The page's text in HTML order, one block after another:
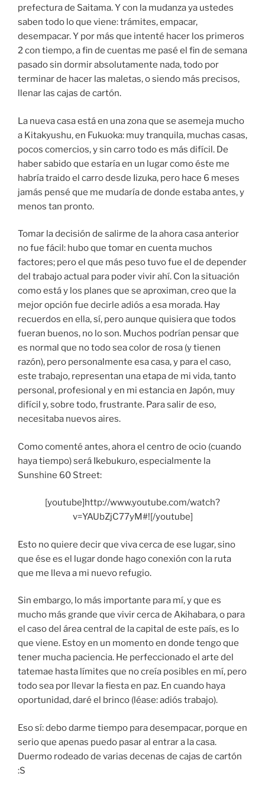
prefectura de Saitama. Y con la mudanza ya ustedes
saben todo lo que viene: trámites, empacar,
desempacar. Y por más que intenté hacer los primeros
2 con tiempo, a fin de cuentas me pasé el fin de semana
pasado sin dormir absolutamente nada, todo por
terminar de hacer las maletas, o siendo más precisos,
llenar las cajas de cartón.
La nueva casa está en una zona que se asemeja mucho
a Kitakyushu, en Fukuoka: muy tranquila, muchas casas,
pocos comercios, y sin carro todo es más difícil. De
haber sabido que estaría en un lugar como éste me
habría traido el carro desde Iizuka, pero hace 6 meses
jamás pensé que me mudaría de donde estaba antes, y
menos tan pronto.
Tomar la decisión de salirme de la ahora casa anterior
no fue fácil: hubo que tomar en cuenta muchos
factores; pero el que más peso tuvo fue el de depender
del trabajo actual para poder vivir ahí. Con la situación
como está y los planes que se aproximan, creo que la
mejor opción fue decirle adiós a esa morada. Hay
recuerdos en ella, sí, pero aunque quisiera que todos
fueran buenos, no lo son. Muchos podrían pensar que
es normal que no todo sea color de rosa (y tienen
razón), pero personalmente esa casa, y para el caso,
este trabajo, representan una etapa de mi vida, tanto
personal, profesional y en mi estancia en Japón, muy
difícil y, sobre todo, frustrante. Para salir de eso,
necesitaba nuevos aires.
Como comenté antes, ahora el centro de ocio (cuando
haya tiempo) será Ikebukuro, especialmente la
Sunshine 60 Street:
[youtube]http://www.youtube.com/watch?
v=YAUbZjC77yM#![/youtube]
Esto no quiere decir que viva cerca de ese lugar, sino
que ése es el lugar donde hago conexión con la ruta
que me lleva a mi nuevo refugio.
Sin embargo, lo más importante para mí, y que es
mucho más grande que vivir cerca de Akihabara, o para
el caso del área central de la capital de este país, es lo
que viene. Estoy en un momento en donde tengo que
tener mucha paciencia. He perfeccionado el arte del
tatemae hasta límites que no creía posibles en mí, pero
todo sea por llevar la fiesta en paz. En cuando haya
oportunidad, daré el brinco (léase: adiós trabajo).
Eso sí: debo darme tiempo para desempacar, porque en
serio que apenas puedo pasar al entrar a la casa.
Duermo rodeado de varias decenas de cajas de cartón
:S